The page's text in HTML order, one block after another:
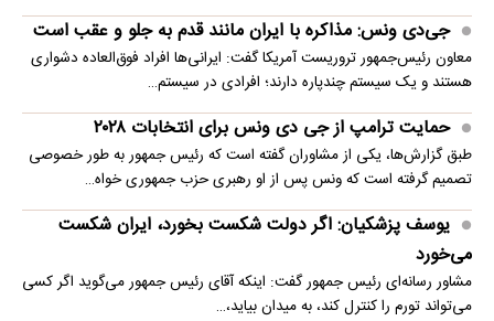
جی‌دی ونس: مذاکره با ایران مانند قدم به جلو و عقب است
معاون رئیس‌جمهور تروریست آمریکا گفت: ایرانی‌ها افراد فوق‌العاده دشواری
هستند و یک سیستم چندپاره دارند؛ افرادی در سیستم…
حمایت ترامپ از جی دی ونس برای انتخابات ۲۰۲۸
طبق گزارش‌ها، یکی از مشاوران گفته است که رئیس جمهور به طور خصوصی
تصمیم گرفته است که ونس پس از او رهبری حزب جمهوری خواه…
یوسف پزشکیان: اگر دولت شکست بخورد، ایران شکست
می‌خورد
مشاور رسانه‌ای رئیس جمهور گفت: اینکه آقای رئیس جمهور می‌گوید اگر کسی
می‌تواند تورم را کنترل کند، به میدان بیاید،…